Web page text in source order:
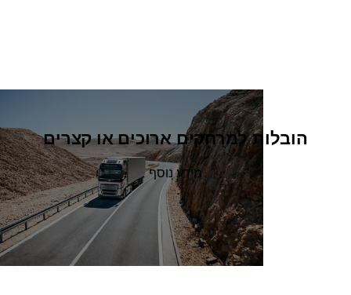
הובלות למרחקים ארוכים או קצרים
מידע נוסף